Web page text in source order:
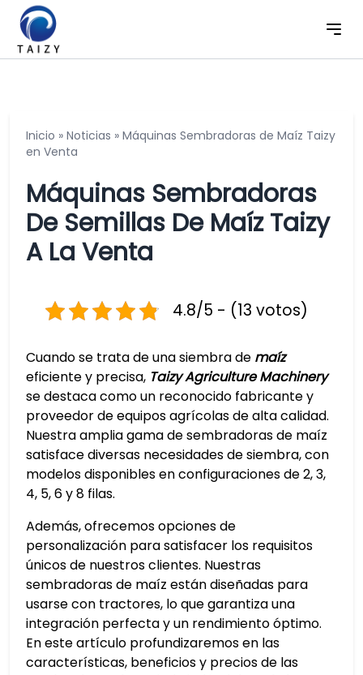
Inicio » Noticias » Máquinas Sembradoras de Maíz Taizy
en Venta
Máquinas Sembradoras
De Semillas De Maíz Taizy
A La Venta
4.8/5 - (13 votos)
Cuando se trata de una siembra de maíz
eficiente y precisa, Taizy Agriculture Machinery
se destaca como un reconocido fabricante y
proveedor de equipos agrícolas de alta calidad.
Nuestra amplia gama de sembradoras de maíz
satisface diversas necesidades de siembra, con
modelos disponibles en configuraciones de 2, 3,
4, 5, 6 y 8 filas.
Además, ofrecemos opciones de
personalización para satisfacer los requisitos
únicos de nuestros clientes. Nuestras
sembradoras de maíz están diseñadas para
usarse con tractores, lo que garantiza una
integración perfecta y un rendimiento óptimo.
En este artículo profundizaremos en las
características, beneficios y precios de las